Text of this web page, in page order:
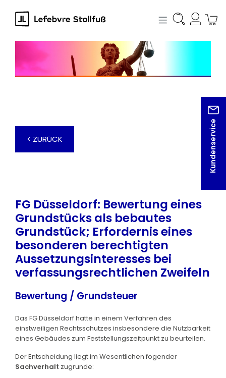
springen
Kundenservice
< ZURÜCK
FG Düsseldorf: Bewertung eines
Grundstücks als bebautes
Grundstück; Erfordernis eines
besonderen berechtigten
Aussetzungsinteresses bei
verfassungsrechtlichen Zweifeln
Bewertung / Grundsteuer
Das FG Düsseldorf hatte in einem Verfahren des
einstweiligen Rechtsschutzes insbesondere die Nutzbarkeit
eines Gebäudes zum Feststellungszeitpunkt zu beurteilen.
Der Entscheidung liegt im Wesentlichen fogender
Sachverhalt zugrunde: